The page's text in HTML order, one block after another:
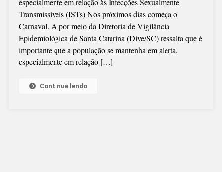
MILHÃO
DE
PARA
especialmente em relação às Infecções Sexualmente
Transmissíveis (ISTs) Nos próximos dias começa o
Carnaval. A por meio da Diretoria de Vigilância
Epidemiológica de Santa Catarina (Dive/SC) ressalta que é
importante que a população se mantenha em alerta,
especialmente em relação […]
Continue lendo